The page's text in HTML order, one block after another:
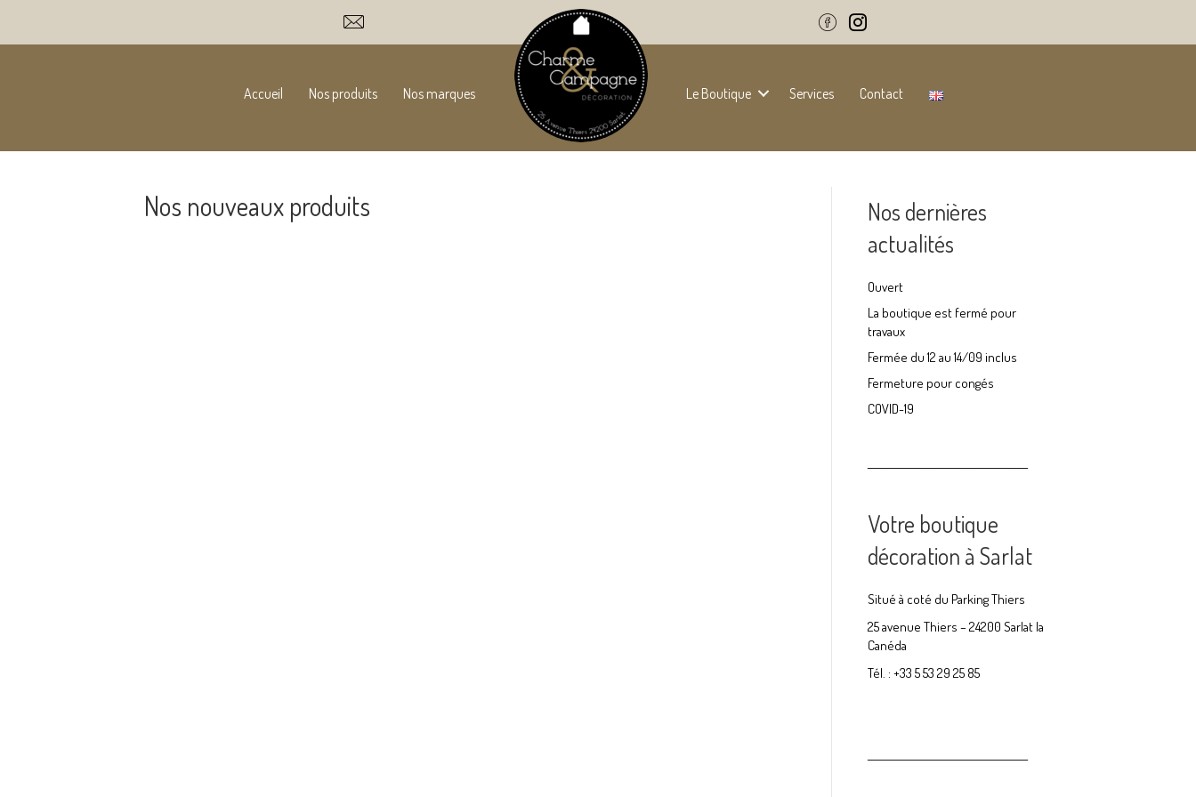
Accueil Nos produits Nos marques Le Boutique Services Contact
Nos nouveaux produits
Nos dernières
actualités
Ouvert
La boutique est fermé pour
travaux
Fermée du 12 au 14/09 inclus
Fermeture pour congés
COVID-19
Votre boutique
décoration à Sarlat
Situé à coté du Parking Thiers
25 avenue Thiers – 24200 Sarlat la
Canéda
Tél. : +33 5 53 29 25 85